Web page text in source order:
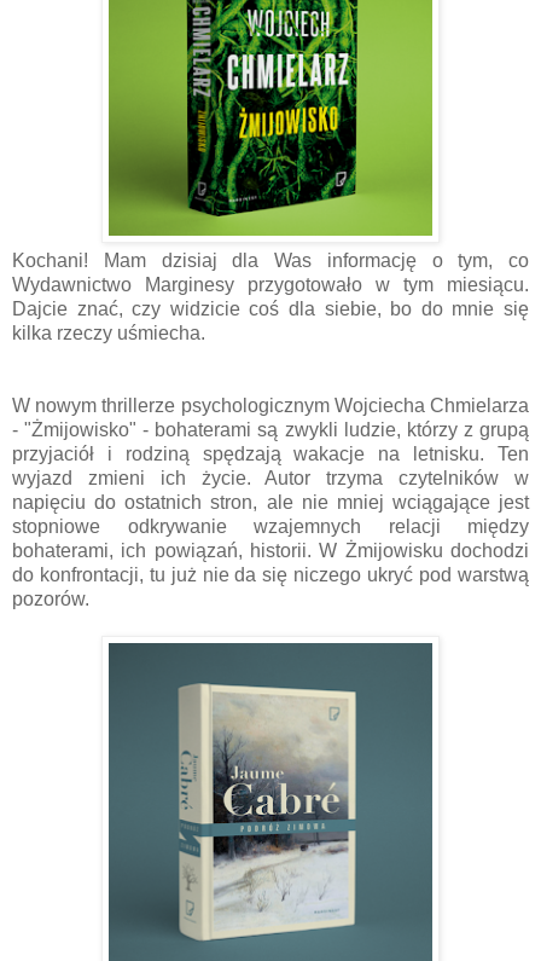
Kochani! Mam dzisiaj dla Was informację o tym, co
Wydawnictwo Marginesy przygotowało w tym miesiącu.
Dajcie znać, czy widzicie coś dla siebie, bo do mnie się
kilka rzeczy uśmiecha.
W nowym thrillerze psychologicznym Wojciecha Chmielarza
- "Żmijowisko" - bohaterami są zwykli ludzie, którzy z grupą
przyjaciół i rodziną spędzają wakacje na letnisku. Ten
wyjazd zmieni ich życie. Autor trzyma czytelników w
napięciu do ostatnich stron, ale nie mniej wciągające jest
stopniowe odkrywanie wzajemnych relacji między
bohaterami, ich powiązań, historii. W Żmijowisku dochodzi
do konfrontacji, tu już nie da się niczego ukryć pod warstwą
pozorów.